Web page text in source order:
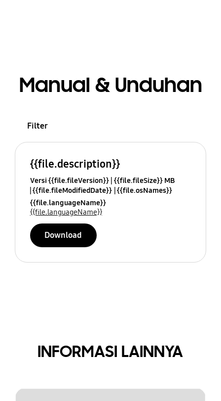
Manual & Unduhan
Filter
{{file.description}}
Versi {{file.fileVersion}} {{file.fileSize}} MB
{{file.fileModifiedDate}} {{file.osNames}}
{{file.languageName}}
{{file.languageName}}
Download
INFORMASI LAINNYA